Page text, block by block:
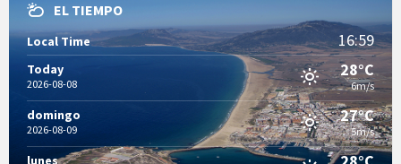
EL TIEMPO
Local Time 16:59
Today
2026-08-08
28°C
6m/s
domingo
2026-08-09
27°C
5m/s